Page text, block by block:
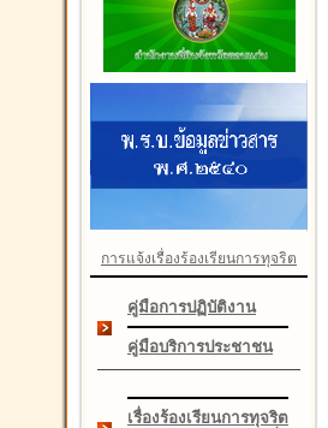
การแจ้งเรื่องร้องเรียนการทุจริต
คู่มือการปฏิบัติงาน
คู่มือบริการประชาชน
เรื่องร้องเรียนการทุจริต